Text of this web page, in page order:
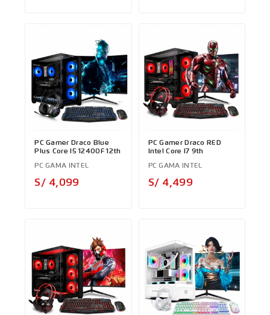
PC Gamer Draco Blue
Plus Core I5 12400F 12th
PC GAMA INTEL
S/ 4,099
PC Gamer Draco RED
Intel Core I7 9th
PC GAMA INTEL
S/ 4,499